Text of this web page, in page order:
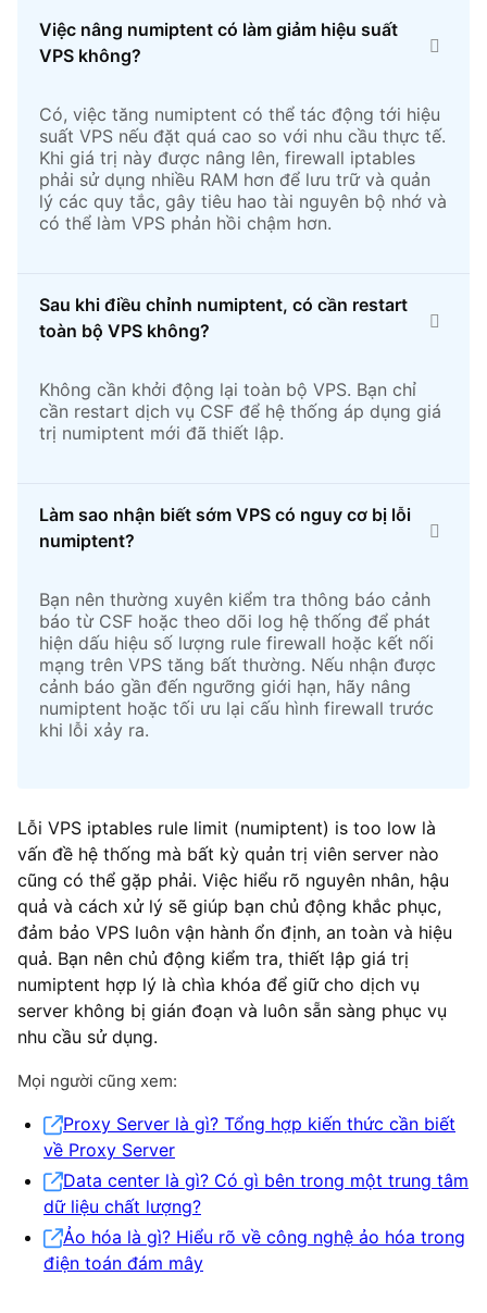
Việc nâng numiptent có làm giảm hiệu suất
VPS không?
Có, việc tăng numiptent có thể tác động tới hiệu
suất VPS nếu đặt quá cao so với nhu cầu thực tế.
Khi giá trị này được nâng lên, firewall iptables
phải sử dụng nhiều RAM hơn để lưu trữ và quản
lý các quy tắc, gây tiêu hao tài nguyên bộ nhớ và
có thể làm VPS phản hồi chậm hơn.
Sau khi điều chỉnh numiptent, có cần restart
toàn bộ VPS không?
Không cần khởi động lại toàn bộ VPS. Bạn chỉ
cần restart dịch vụ CSF để hệ thống áp dụng giá
trị numiptent mới đã thiết lập.
Làm sao nhận biết sớm VPS có nguy cơ bị lỗi
numiptent?
Bạn nên thường xuyên kiểm tra thông báo cảnh
báo từ CSF hoặc theo dõi log hệ thống để phát
hiện dấu hiệu số lượng rule firewall hoặc kết nối
mạng trên VPS tăng bất thường. Nếu nhận được
cảnh báo gần đến ngưỡng giới hạn, hãy nâng
numiptent hoặc tối ưu lại cấu hình firewall trước
khi lỗi xảy ra.
Lỗi VPS iptables rule limit (numiptent) is too low là
vấn đề hệ thống mà bất kỳ quản trị viên server nào
cũng có thể gặp phải. Việc hiểu rõ nguyên nhân, hậu
quả và cách xử lý sẽ giúp bạn chủ động khắc phục,
đảm bảo VPS luôn vận hành ổn định, an toàn và hiệu
quả. Bạn nên chủ động kiểm tra, thiết lập giá trị
numiptent hợp lý là chìa khóa để giữ cho dịch vụ
server không bị gián đoạn và luôn sẵn sàng phục vụ
nhu cầu sử dụng.
Mọi người cũng xem:
Proxy Server là gì? Tổng hợp kiến thức cần biết
về Proxy Server
Data center là gì? Có gì bên trong một trung tâm
dữ liệu chất lượng?
Ảo hóa là gì? Hiểu rõ về công nghệ ảo hóa trong
điện toán đám mây